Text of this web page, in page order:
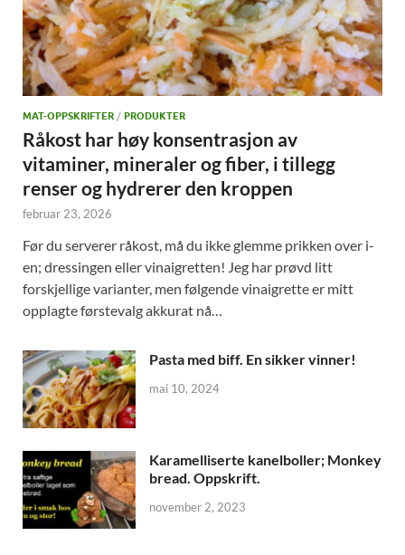
MAT-OPPSKRIFTER / PRODUKTER
Råkost har høy konsentrasjon av
vitaminer, mineraler og fiber, i tillegg
renser og hydrerer den kroppen
februar 23, 2026
Før du serverer råkost, må du ikke glemme prikken over i-
en; dressingen eller vinaigretten! Jeg har prøvd litt
forskjellige varianter, men følgende vinaigrette er mitt
opplagte førstevalg akkurat nå…
Pasta med biff. En sikker vinner!
mai 10, 2024
Karamelliserte kanelboller; Monkey
bread. Oppskrift.
november 2, 2023